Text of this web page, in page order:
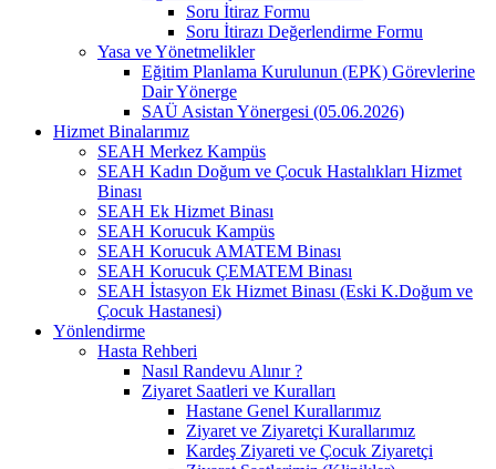
Soru İtiraz Formu
Soru İtirazı Değerlendirme Formu
Yasa ve Yönetmelikler
Eğitim Planlama Kurulunun (EPK) Görevlerine
Dair Yönerge
SAÜ Asistan Yönergesi (05.06.2026)
Hizmet Binalarımız
SEAH Merkez Kampüs
SEAH Kadın Doğum ve Çocuk Hastalıkları Hizmet
Binası
SEAH Ek Hizmet Binası
SEAH Korucuk Kampüs
SEAH Korucuk AMATEM Binası
SEAH Korucuk ÇEMATEM Binası
SEAH İstasyon Ek Hizmet Binası (Eski K.Doğum ve
Çocuk Hastanesi)
Yönlendirme
Hasta Rehberi
Nasıl Randevu Alınır ?
Ziyaret Saatleri ve Kuralları
Hastane Genel Kurallarımız
Ziyaret ve Ziyaretçi Kurallarımız
Kardeş Ziyareti ve Çocuk Ziyaretçi